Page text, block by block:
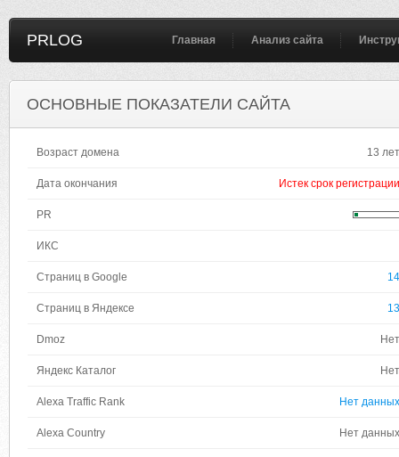
PRLOG Главная Анализ сайта
ОСНОВНЫЕ ПОКАЗАТЕЛИ САЙТА
Возраст домена 13 лет
Дата окончания Истек срок регистрации
PR
ИКС
Страниц в Google 14
Страниц в Яндексе 13
Dmoz Нет
Яндекс Каталог Нет
Alexa Traffic Rank Нет данных
Alexa Country Нет данных